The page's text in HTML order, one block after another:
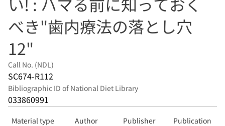
べき"歯内療法の落とし穴
12"
Call No. (NDL)
SC674-R112
Bibliographic ID of National Diet Library
033860991
Material type Author Publisher
Publication